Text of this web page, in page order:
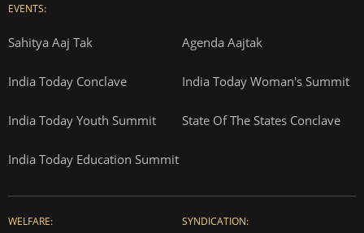
EVENTS:
Sahitya Aaj Tak Agenda Aajtak
India Today Conclave India Today Woman's Summit
India Today Youth Summit State Of The States Conclave
India Today Education Summit
WELFARE: SYNDICATION: